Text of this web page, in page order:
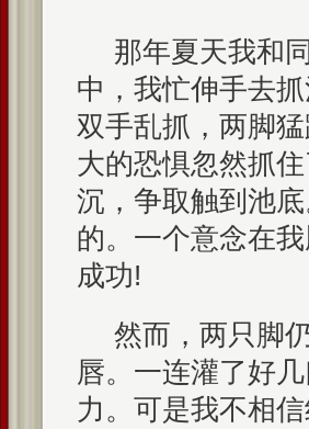
那年夏天我和
中，我忙伸手去
双手乱抓，两脚
大的恐惧忽然抓
沉，争取触到池
的。一个意念在
成功!
然而，两只脚
唇。一连灌了好
力。可是我不相